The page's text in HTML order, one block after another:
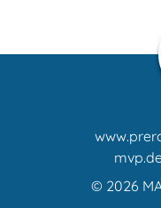
© 2026